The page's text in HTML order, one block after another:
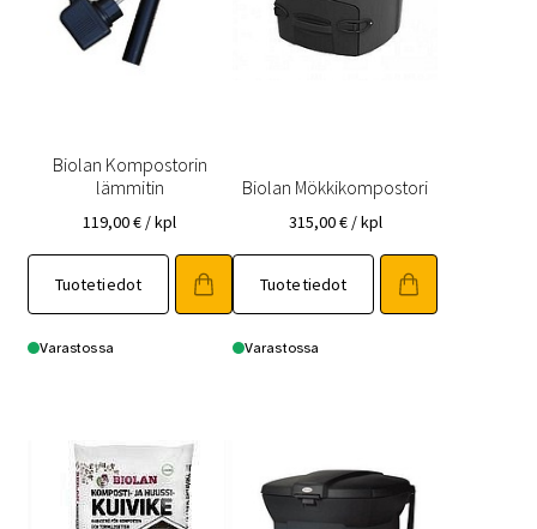
Biolan Kompostorin
lämmitin
119,00€ / kpl
Tuotetiedot
Varastossa
Biolan Mökkikompostori
315,00€ / kpl
Tuotetiedot
Varastossa